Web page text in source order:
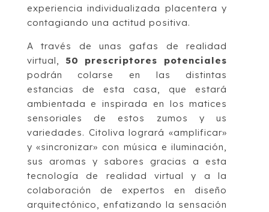
experiencia individualizada placentera y
contagiando una actitud positiva.
A través de unas gafas de realidad
virtual, 50 prescriptores potenciales
podrán colarse en las distintas
estancias de esta casa, que estará
ambientada e inspirada en los matices
sensoriales de estos zumos y us
variedades. Citoliva logrará «amplificar»
y «sincronizar» con música e iluminación,
sus aromas y sabores gracias a esta
tecnología de realidad virtual y a la
colaboración de expertos en diseño
arquitectónico, enfatizando la sensación